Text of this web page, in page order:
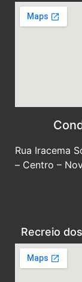
Rua Iracema
– Centro –
Recreio